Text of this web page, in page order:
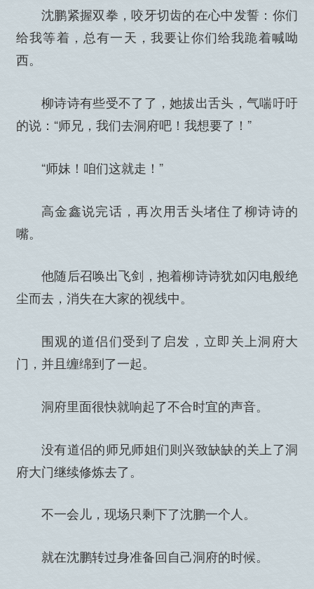
沈鹏紧握双拳，咬牙切齿的在心中发誓：你们
给我等着，总有一天，我要让你们给我跪着喊呦
西。
柳诗诗有些受不了了，她拔出舌头，气喘吁吁
的说：“师兄，我们去洞府吧！我想要了！”
“师妹！咱们这就走！”
高金鑫说完话，再次用舌头堵住了柳诗诗的
嘴。
他随后召唤出飞剑，抱着柳诗诗犹如闪电般绝
尘而去，消失在大家的视线中。
围观的道侣们受到了启发，立即关上洞府大
门，并且缠绵到了一起。
洞府里面很快就响起了不合时宜的声音。
没有道侣的师兄师姐们则兴致缺缺的关上了洞
府大门继续修炼去了。
不一会儿，现场只剩下了沈鹏一个人。
就在沈鹏转过身准备回自己洞府的时候。